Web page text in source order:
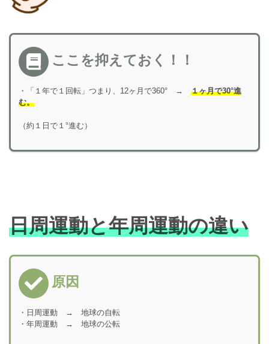
ここを抑えておく！！
・「１年で１回転」つまり、12ヶ月で360° →１ヶ月で30°進
む。
（約１日で１°進む）
日周運動と年周運動の違い
原因
・日周運動 → 地球の自転
・年周運動 → 地球の公転